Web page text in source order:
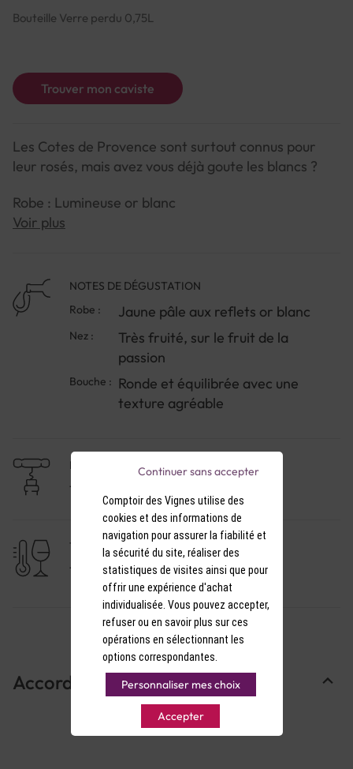
Bouteille Verre perdu 0,75L
Trouver mon caviste
Les Cotes de Provence sont surtout connus pour
leur rosés, mais avez vous déjà goute les blancs ?
Robe : Lumineuse or blanc
Bouche : L'orange scintille et se prolonge sur la
mangue, avec de la finesse et de l'équilibre
Voir plus
NOTES DE DÉGUSTATION
Robe :
Jaune pâle aux reflets or blanc
Nez :
Très fruité, sur le fruit de la
passion
Bouche : Ronde et équilibrée avec une
texture agréable
NIVEAU DE GARDE
1 à 3 ans
TEMPÉRATURE DE SERVICE
7-8°C
Accords Mets & Vins
Comptoir des Vignes utilise des
cookies et des informations de
navigation pour assurer la fiabilité et
la sécurité du site, réaliser des
statistiques de visites ainsi que pour
offrir une expérience d'achat
individualisée. Vous pouvez accepter,
refuser ou en savoir plus sur ces
opérations en sélectionnant les
options correspondantes.
Personnaliser mes choix
Accepter
Continuer sans accepter